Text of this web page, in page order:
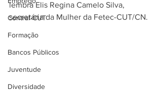
Contraf-CUT
Formação
Bancos Públicos
Juventude
Diversidade
lembra Elis Regina Camelo Silva,
secretária da Mulher da Fetec-CUT/CN.